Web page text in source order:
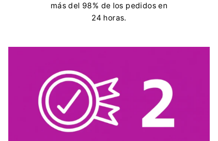
más del 98% de los pedidos en
24 horas.